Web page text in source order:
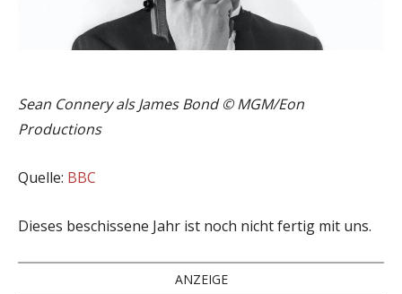
Sean Connery als James Bond © MGM/Eon
Productions
Quelle: BBC
Dieses beschissene Jahr ist noch nicht fertig mit uns.
ANZEIGE